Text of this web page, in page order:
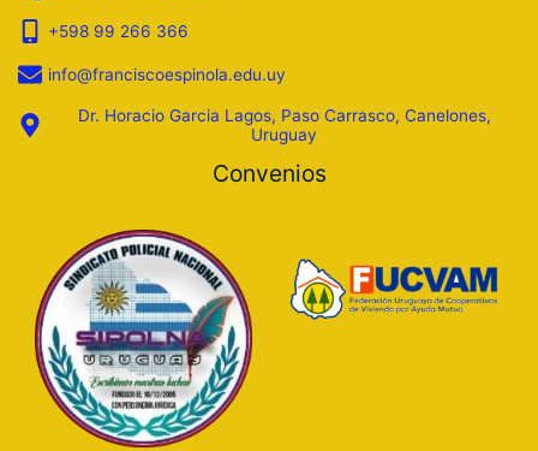
+598 99 266 366
info@franciscoespinola.edu.uy
Dr. Horacio Garcia Lagos, Paso Carrasco, Canelones,
Uruguay
Convenios